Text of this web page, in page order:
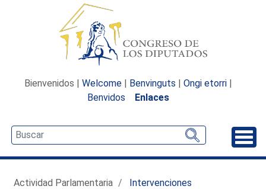
Bienvenidos | Welcome | Benvinguts | Ongi etorri |
Benvidos
Enlaces
Actividad Parlamentaria
Intervenciones